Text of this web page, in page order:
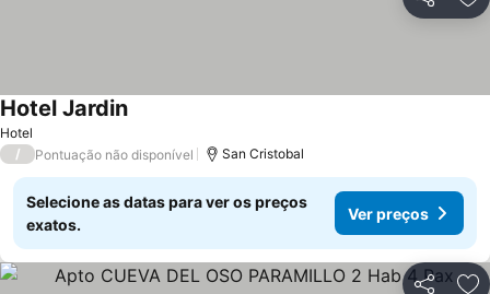
Partilhar
Hotel
Hotel JardinVer preços
/ Pontuação não disponível San Cristobal
Selecione as datas para ver os preços
exatos.
Ver preços